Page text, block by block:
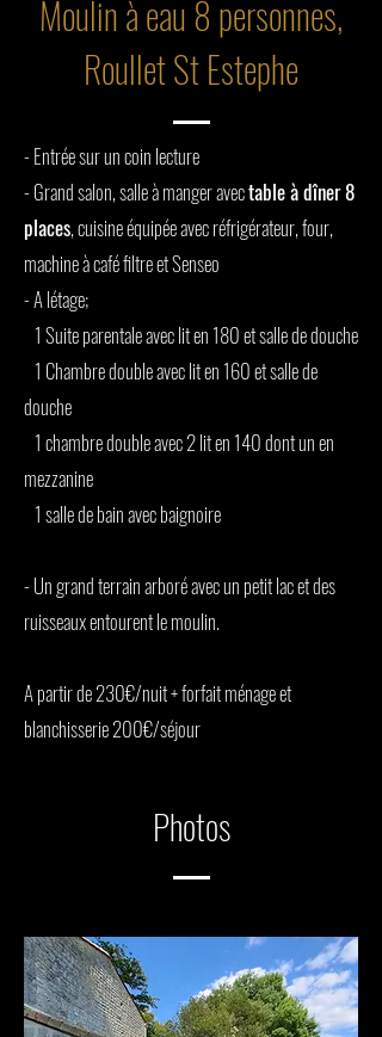
Moulin à eau 8 personnes,
Roullet St Estephe
- Entrée sur un coin lecture
- Grand salon, salle à manger avectable à dîner 8
places, cuisine équipée avec réfrigérateur, four,
machine à café filtre et Senseo
- A létage;
1 Suite parentale avec lit en 180 et salle de douche
1 Chambre double avec lit en 160 et salle de
douche
1 chambre double avec 2 lit en 140 dont un en
mezzanine
1 salle de bain avec baignoire
- Un grand terrain arboré avec un petit lac et des
ruisseaux entourent le moulin.
A partir de 230€/nuit + forfait ménage et
blanchisserie 200€/séjour
Photos